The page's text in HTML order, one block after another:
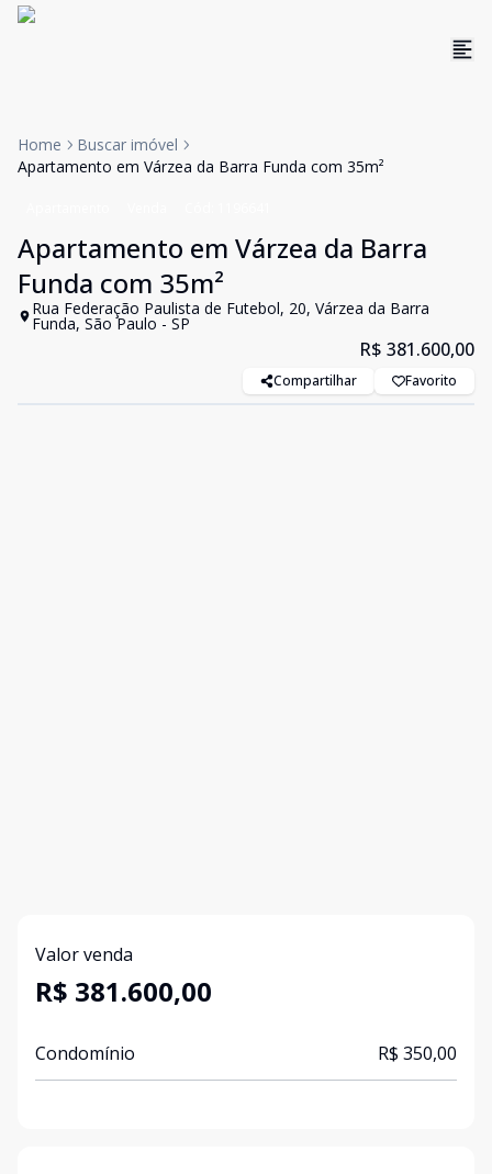
Home
Buscar imóvel
Apartamento em Várzea da Barra Funda com 35m²
Apartamento em Várzea da Barra
Funda com 35m²
Rua Federação Paulista de Futebol, 20, Várzea da Barra
Funda, São Paulo - SP
R$ 381.600,00
Compartilhar Favorito
Valor venda
R$ 381.600,00
Condomínio R$ 350,00